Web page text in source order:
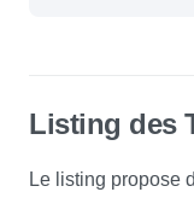
Listing des
Le listing propose